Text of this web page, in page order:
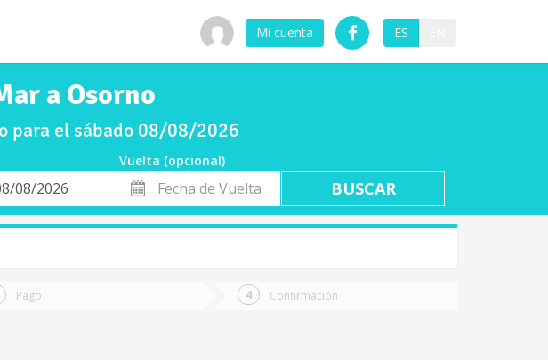
Mi cuenta ES
a Osorno
para el sábado 08/08/2026
Vuelta (opcional)
Fecha
de
Vuelta
Pago Confirmación